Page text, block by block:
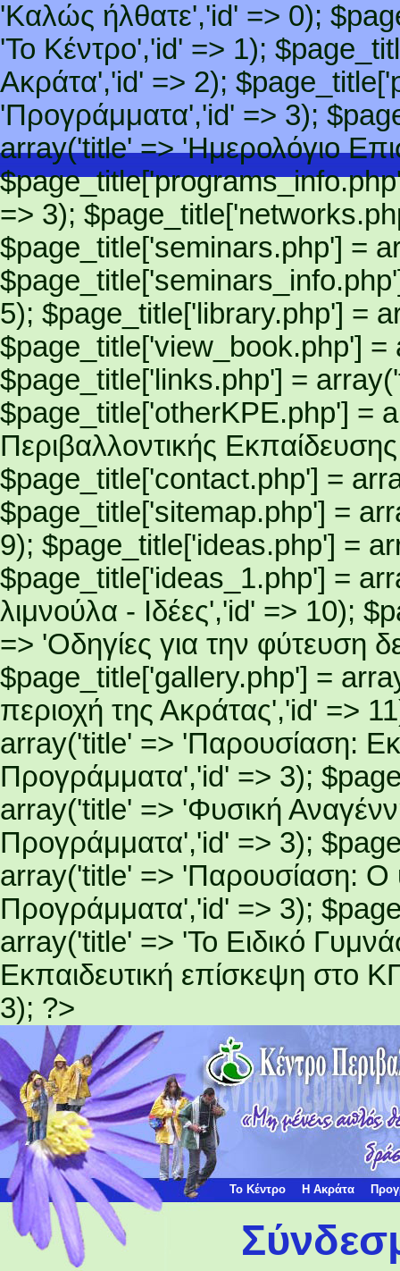
'Καλώς ήλθατε','id' => 0);
'Το Κέντρο','id' => 1);
Ακράτα','id' => 2);
'Προγράμματα','id' => 3);
array('title' => 'Ημερολόγιο
=> 3);
$page_title['seminars.php'] =
5); $page_title['library.php'] =
$page_title['view_book.php'] =
$page_title['links.php'] =
$page_title['otherKPE.php'] =
Περιβαλλοντικής
$page_title['contact.php'] =
$page_title['sitemap.php'] =
9); $page_title['ideas.php'] =
$page_title['ideas_1.php'] =
λιμνούλα - Ιδέες','id' => 10);
=> 'Οδηγίες για την φύτευση
$page_title['gallery.php'] =
περιοχή της Ακράτας','id' =>
array('title' => 'Παρουσίαση:
Προγράμματα','id' => 3);
array('title' => 'Φυσική
Προγράμματα','id' => 3);
array('title' => 'Παρουσίαση: Ο
Προγράμματα','id' => 3);
array('title' => 'Το Ειδικό
Εκπαιδευτική επίσκεψη στο
3); ?>
Το Κέντρο Η Ακράτα